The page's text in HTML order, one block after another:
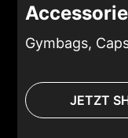
Gymbags,
JETZT